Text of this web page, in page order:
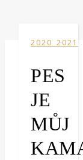
2020_2021
PES
JE
MŮJ